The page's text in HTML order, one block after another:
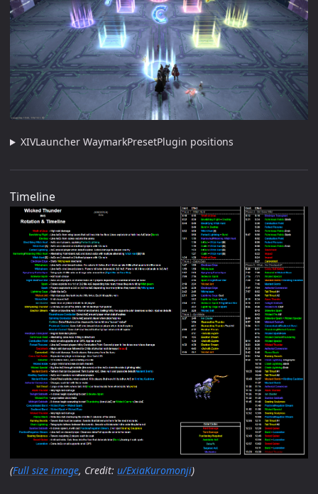
XIVLauncher WaymarkPresetPlugin positions
Timeline
(Full size image, Credit: u/ExiaKuromonji)